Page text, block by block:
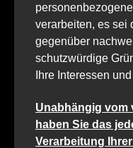
verarbeiten, es sei
gegenüber
schutzwürdige
Ihre Interessen
Unabhängig vom
haben Sie das
Verarbeitung